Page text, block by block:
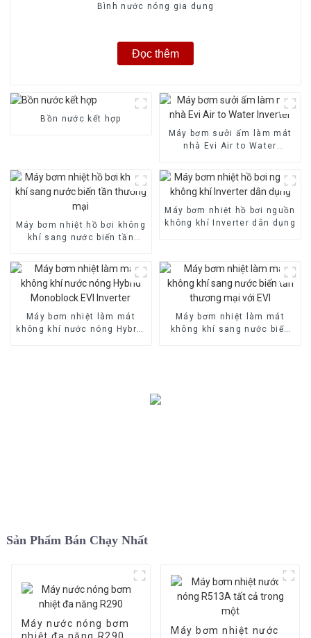
Bình nước nóng gia dụng
Đọc thêm
Bồn nước kết hợp
Máy bơm sưởi ấm làm mát
nhà Evi Air to Water
Máy bơm nhiệt hồ bơi không
khí sang nước biến tần
Máy bơm nhiệt hồ bơi nguồn
không khí Inverter dân dụng
Máy bơm nhiệt làm mát
không khí nước nóng Hybrid
Máy bơm nhiệt làm mát
không khí sang nước biến
Sản Phẩm Bán Chạy Nhất
Máy nước nóng bơm
Máy bơm nhiệt nước